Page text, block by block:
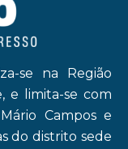
se na Região
e limita-se com
Campos e
do distrito sede